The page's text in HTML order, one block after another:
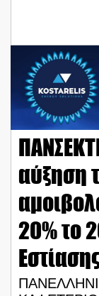
αύξηση
20% το